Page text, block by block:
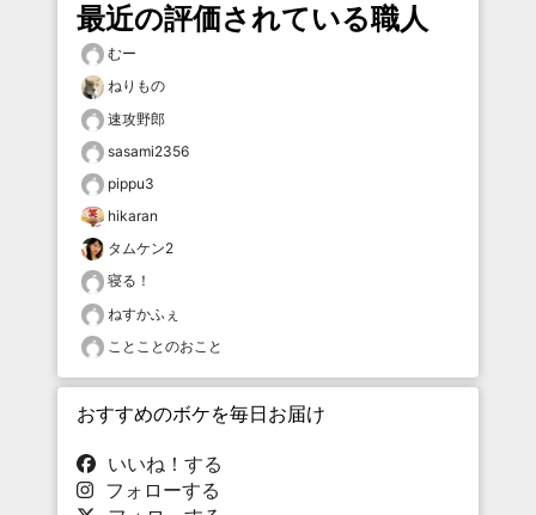
最近の評価されている職人
むー
ねりもの
速攻野郎
sasami2356
pippu3
hikaran
タムケン2
寝る！
ねすかふぇ
ことことのおこと
おすすめのボケを毎日お届け
いいね！する
フォローする